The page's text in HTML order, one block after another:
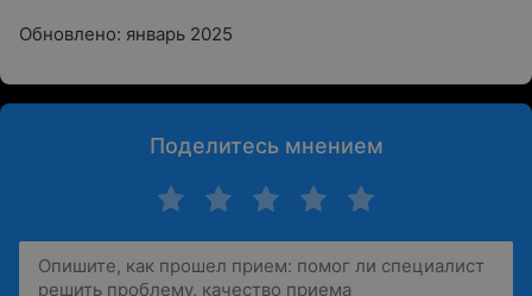
Обновлено: январь 2025
Поделитесь мнением